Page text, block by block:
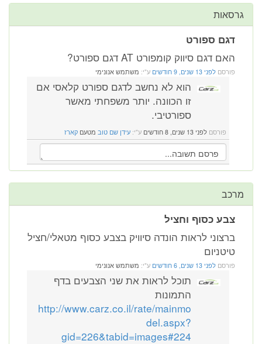
גרסאות
דגם ספורט
האם דגם סיווק קומפורט AT דגם ספורט?
פורסם לפני 13 שנים, 9 חודשים ע"י: משתמש אנונימי
הוא לא נחשב לדגם ספורט קלאסי אם
זו הכוונה. יותר משפחתי מאשר
ספורטיבי.
פורסם לפני 13 שנים, 8 חודשים ע"י: עידן שם טוב מטעם קארז
מרכב
צבע כסוף וחציל
ברצוני לראות הונדה סיוויק בצבע כסוף מטאלי/חציל
טיטניום
פורסם לפני 13 שנים, 6 חודשים ע"י: משתמש אנונימי
תוכל לראות את שני הצבעים בדף
התמונות
http://www.carz.co.il/rate/mainmo
del.aspx?
gid=226&tabid=images#224